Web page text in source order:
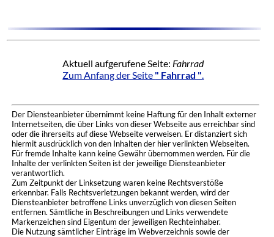
Aktuell aufgerufene Seite: Fahrrad
Zum Anfang der Seite " Fahrrad "
Der Diensteanbieter übernimmt keine Haftung für den Inhalt externer
Internetseiten, die über Links von dieser Webseite aus erreichbar sind
oder die ihrerseits auf diese Webseite verweisen. Er distanziert sich
hiermit ausdrücklich von den Inhalten der hier verlinkten Webseiten.
Für fremde Inhalte kann keine Gewähr übernommen werden. Für die
Inhalte der verlinkten Seiten ist der jeweilige Diensteanbieter
verantwortlich.
Zum Zeitpunkt der Linksetzung waren keine Rechtsverstöße
erkennbar. Falls Rechtsverletzungen bekannt werden, wird der
Diensteanbieter betroffene Links unverzüglich von diesen Seiten
entfernen. Sämtliche in Beschreibungen und Links verwendete
Markenzeichen sind Eigentum der jeweiligen Rechteinhaber.
Die Nutzung sämtlicher Einträge im Webverzeichnis sowie der